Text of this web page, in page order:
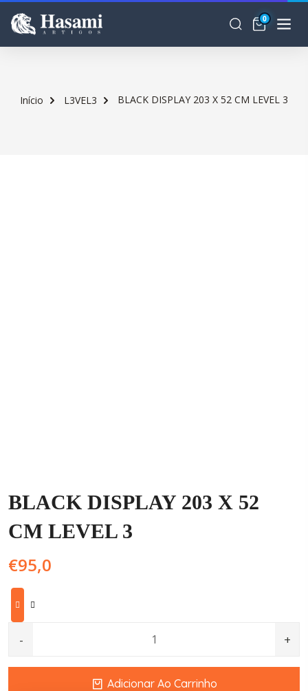
0
Início L3VEL3 BLACK DISPLAY 203 X 52 CM LEVEL 3
BLACK DISPLAY 203 X 52
CM LEVEL 3
€95,0
BLACK DISPLAY 203 X 52 CM LEVEL 3 quantity
Adicionar Ao Carrinho